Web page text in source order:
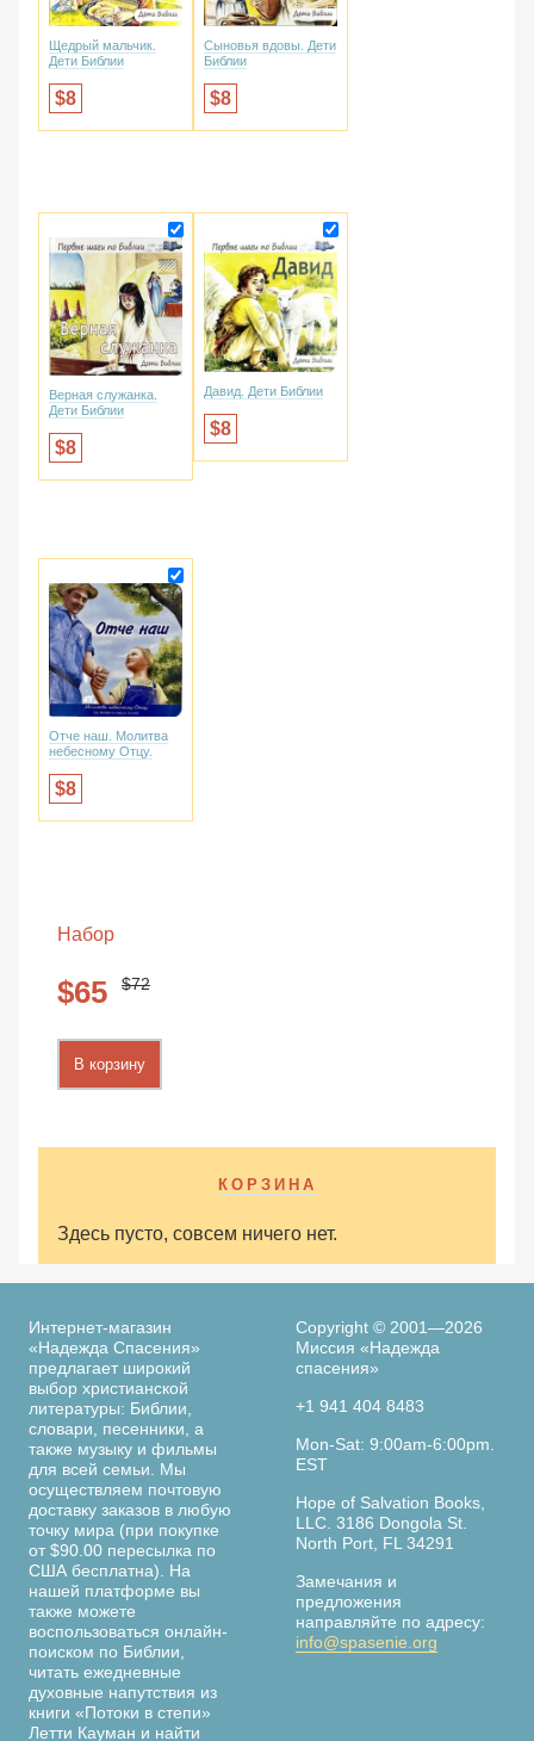
Щедрый мальчик.
Дети Библии
8
Сыновья вдовы. Дети
Библии
8
Верная служанка.
Дети Библии
8
Давид. Дети Библии
8
Отче наш. Молитва
небесному Отцу.
8
Набор
65 72
В корзину
КОРЗИНА
Здесь пусто, совсем ничего нет.
Интернет-магазин
«Надежда Спасения»
предлагает широкий
выбор христианской
литературы: Библии,
словари, песенники, а
также музыку и фильмы
для всей семьи. Мы
осуществляем почтовую
доставку заказов в любую
точку мира (при покупке
от $90.00 пересылка по
США бесплатна). На
нашей платформе вы
также можете
воспользоваться онлайн-
поиском по Библии,
читать ежедневные
духовные напутствия из
книги «Потоки в степи»
Летти Кауман и найти
Copyright © 2001—2026
Миссия «Надежда
спасения»
+1 941 404 8483
Mon-Sat: 9:00am-6:00pm.
EST
Hope of Salvation Books,
LLC. 3186 Dongola St.
North Port, FL 34291
Замечания и
предложения
направляйте по адресу:
info@spasenie.org